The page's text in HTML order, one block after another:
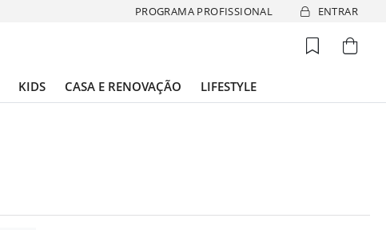
PROGRAMA PROFISSIONAL ENTRAR
KIDS CASA E RENOVAÇÃO LIFESTYLE